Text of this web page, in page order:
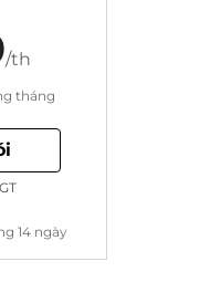
/th
tháng
14 ngày